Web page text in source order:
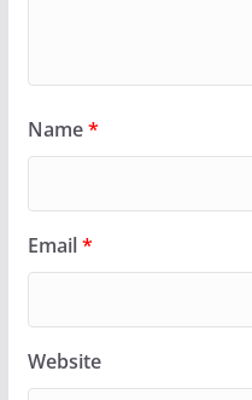
Name*
Email*
Website